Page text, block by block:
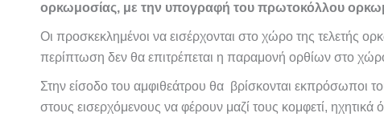
ορκωμοσίας, με την υπογραφή του πρωτοκόλλου
Οι προσκεκλημένοι να εισέρχονται στο χώρο της τελετής
περίπτωση δεν θα επιτρέπεται η παραμονή ορθίων στο
Στην είσοδο του αμφιθεάτρου θα βρίσκονται εκπρόσωποι
στους εισερχόμενους να φέρουν μαζί τους κομφετί, ηχητικά